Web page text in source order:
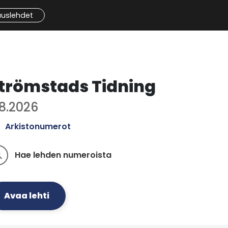
Tidning
Arkistonumerot
Hae lehden numeroista
Avaa lehti